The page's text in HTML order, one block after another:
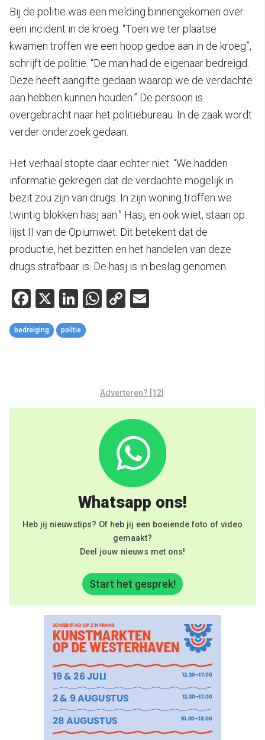
Bij de politie was een melding binnengekomen over
een incident in de kroeg. “Toen we ter plaatse
kwamen troffen we een hoop gedoe aan in de kroeg”,
schrijft de politie. “De man had de eigenaar bedreigd.
Deze heeft aangifte gedaan waarop we de verdachte
aan hebben kunnen houden.” De persoon is
overgebracht naar het politiebureau. In de zaak wordt
verder onderzoek gedaan.
Het verhaal stopte daar echter niet. “We hadden
informatie gekregen dat de verdachte mogelijk in
bezit zou zijn van drugs. In zijn woning troffen we
twintig blokken hasj aan.” Hasj, en ook wiet, staan op
lijst II van de Opiumwet. Dit betekent dat de
productie, het bezitten en het handelen van deze
drugs strafbaar is. De hasj is in beslag genomen.
Facebook
X LinkedIn
WhatsApp
Copy
bedreiging politie
Adverteren? [12]
Whatsapp ons!
Heb jij nieuwstips? Of heb jij een boeiende foto of video
gemaakt?
Deel jouw nieuws met ons!
Start het gesprek!